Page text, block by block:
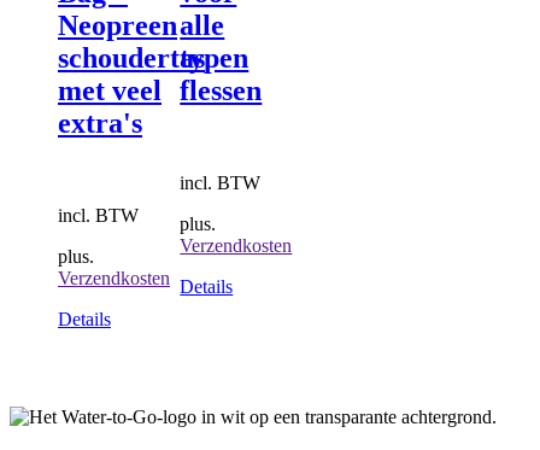
Neopreen
schoudertas
met veel
extra's
incl. BTW
plus.
Verzendkosten
Details
alle
typen
flessen
incl. BTW
plus.
Verzendkosten
Details